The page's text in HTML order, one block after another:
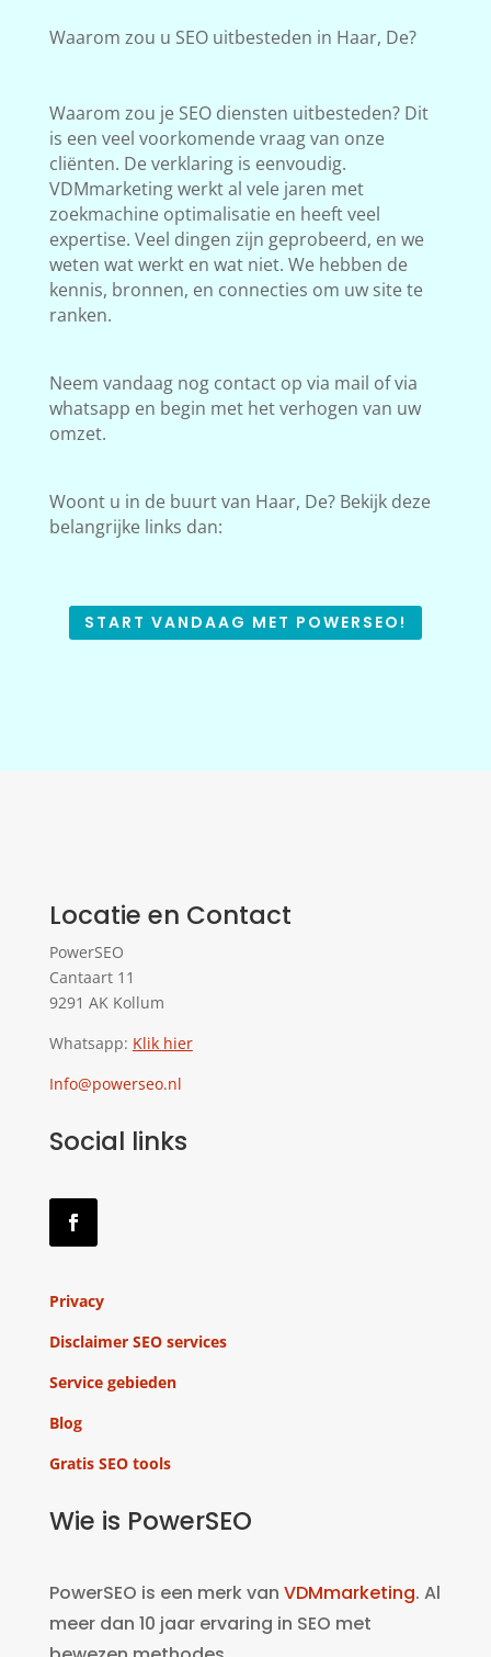
Waarom zou u SEO uitbesteden in Haar, De?
Waarom zou je SEO diensten uitbesteden? Dit
is een veel voorkomende vraag van onze
cliënten. De verklaring is eenvoudig.
VDMmarketing werkt al vele jaren met
zoekmachine optimalisatie en heeft veel
expertise. Veel dingen zijn geprobeerd, en we
weten wat werkt en wat niet. We hebben de
kennis, bronnen, en connecties om uw site te
ranken.
Neem vandaag nog contact op via mail of via
whatsapp en begin met het verhogen van uw
omzet.
Woont u in de buurt van Haar, De? Bekijk deze
belangrijke links dan:
START VANDAAG MET POWERSEO!
Locatie en Contact
PowerSEO
Cantaart 11
9291 AK Kollum
Whatsapp: Klik hier
Info@powerseo.nl
Social links
Privacy
Disclaimer SEO services
Service gebieden
Blog
Gratis SEO tools
Wie is PowerSEO
PowerSEO is een merk van VDMmarketing. Al
meer dan 10 jaar ervaring in SEO met